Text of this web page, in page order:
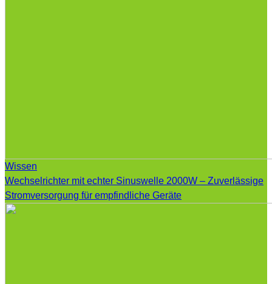
Wissen
Wechselrichter mit echter Sinuswelle 2000W – Zuverlässige
Stromversorgung für empfindliche Geräte